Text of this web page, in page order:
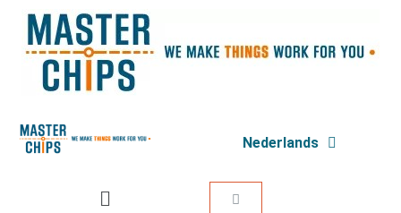
Nederlands